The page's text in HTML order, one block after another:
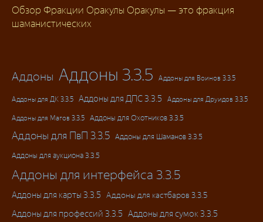
Репутация 3.3.5
Обзор Фракции Оракулы Оракулы — это фракция
шаманистических
Аддоны Аддоны 3.3.5 Аддоны для Воинов 3.3.5
Аддоны для ДК 3.3.5 Аддоны для ДПС 3.3.5 Аддоны для Друидов 3.3.5
Аддоны для Магов 3.3.5 Аддоны для Охотников 3.3.5
Аддоны для ПвП 3.3.5 Аддоны для Шаманов 3.3.5
Аддоны для аукциона 3.3.5
Аддоны для интерфейса 3.3.5
Аддоны для карты 3.3.5 Аддоны для кастбаров 3.3.5
Аддоны для профессий 3.3.5 Аддоны для сумок 3.3.5